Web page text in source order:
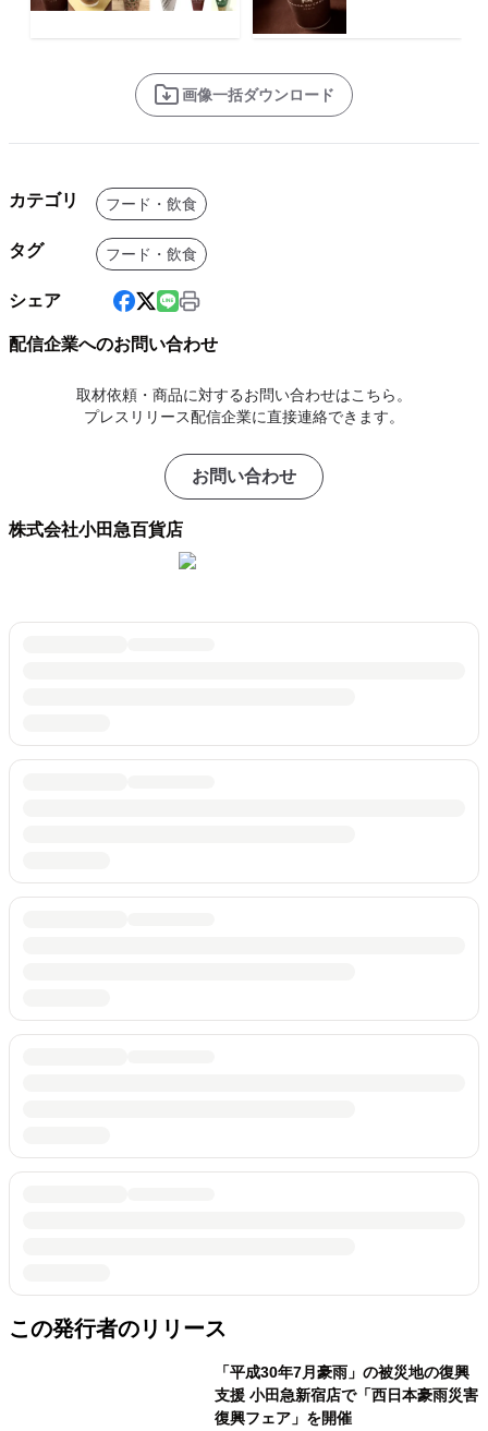
画像一括ダウンロード
カテゴリ フード・飲食
タグ フード・飲食
シェア
配信企業へのお問い合わせ
取材依頼・商品に対するお問い合わせはこちら。
プレスリリース配信企業に直接連絡できます。
お問い合わせ
株式会社小田急百貨店
この発行者のリリース
「平成30年7月豪雨」の被災地の復興
支援 小田急新宿店で「西日本豪雨災害
復興フェア」を開催